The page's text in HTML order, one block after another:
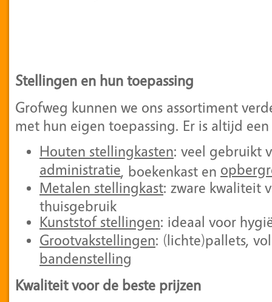
Stellingen en hun toepassing
Grofweg kunnen we ons assortiment
met hun eigen toepassing. Er is altijd een
Houten stellingkasten: veel gebruikt
administratie , boekenkast en
Metalen stellingkast: zware kwaliteit
thuisgebruik
Kunststof stellingen: ideaal voor
Grootvakstellingen: (lichte)pallets,
bandenstelling
Kwaliteit voor de beste prijzen